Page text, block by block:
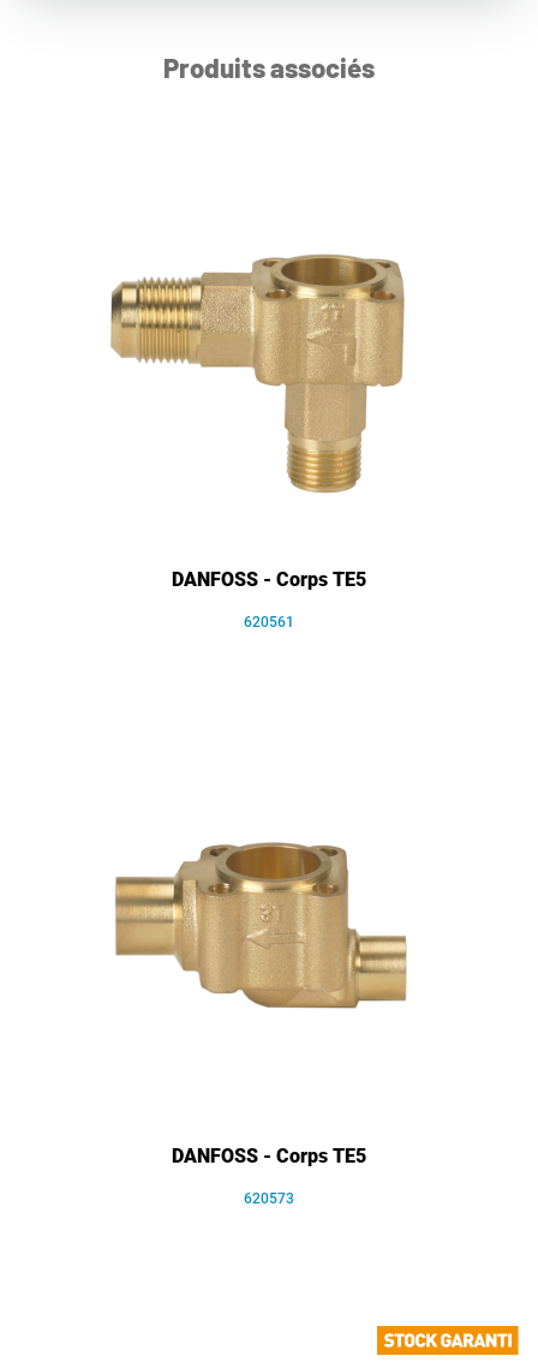
Produits associés
DANFOSS - Corps TE5
620561
DANFOSS - Corps TE5
620573